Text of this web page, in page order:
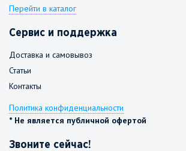
Перейти в каталог
Сервис и поддержка
Доставка и самовывоз
Статьи
Контакты
Политика конфиденциальности
* Не является публичной офертой
Звоните сейчас!